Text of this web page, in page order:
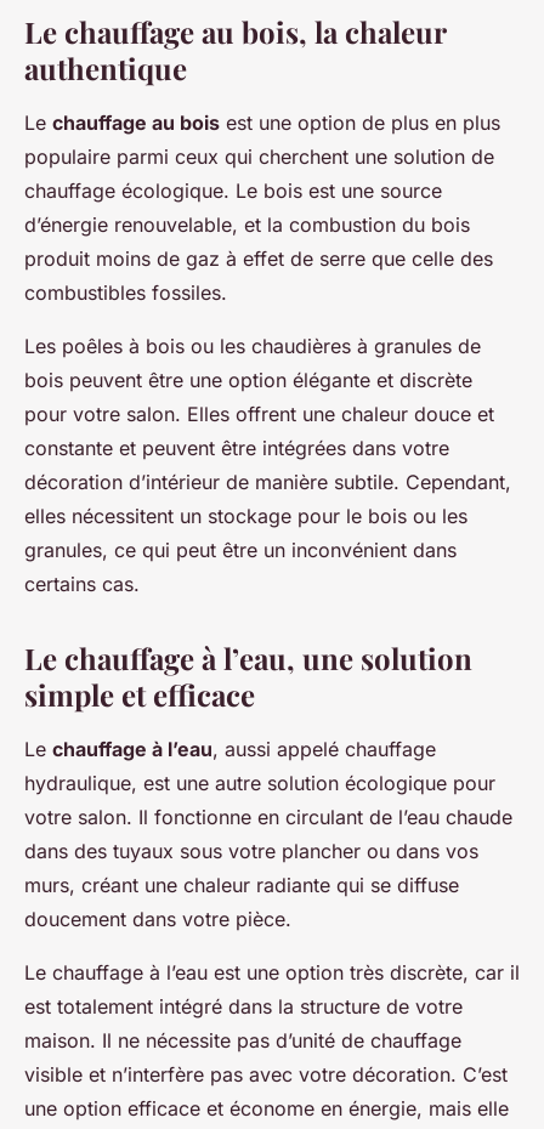
Le chauffage au bois, la chaleur
authentique
Le chauffage au bois est une option de plus en plus
populaire parmi ceux qui cherchent une solution de
chauffage écologique. Le bois est une source
d’énergie renouvelable, et la combustion du bois
produit moins de gaz à effet de serre que celle des
combustibles fossiles.
Les poêles à bois ou les chaudières à granules de
bois peuvent être une option élégante et discrète
pour votre salon. Elles offrent une chaleur douce et
constante et peuvent être intégrées dans votre
décoration d’intérieur de manière subtile. Cependant,
elles nécessitent un stockage pour le bois ou les
granules, ce qui peut être un inconvénient dans
certains cas.
Le chauffage à l’eau, une solution
simple et efficace
Le chauffage à l’eau, aussi appelé chauffage
hydraulique, est une autre solution écologique pour
votre salon. Il fonctionne en circulant de l’eau chaude
dans des tuyaux sous votre plancher ou dans vos
murs, créant une chaleur radiante qui se diffuse
doucement dans votre pièce.
Le chauffage à l’eau est une option très discrète, car il
est totalement intégré dans la structure de votre
maison. Il ne nécessite pas d’unité de chauffage
visible et n’interfère pas avec votre décoration. C’est
une option efficace et économe en énergie, mais elle